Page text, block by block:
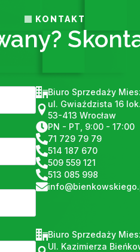
KONTAKT
Biuro Sprzedaży
ul. Gwiaździsta 16
53-413 Wrocław
PN - PT, 9:00 - 17:00
71 729 79 79
514 187 670
509 559 121
513 085 998
Biuro Sprzedaży
Ul. Kazimierza